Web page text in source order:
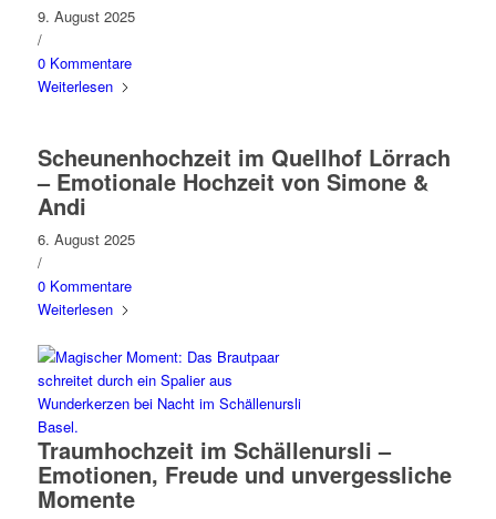
9. August 2025
/
0 Kommentare
Weiterlesen
Scheunenhochzeit im Quellhof Lörrach
– Emotionale Hochzeit von Simone &
Andi
6. August 2025
/
0 Kommentare
Weiterlesen
Traumhochzeit im Schällenursli –
Emotionen, Freude und unvergessliche
Momente